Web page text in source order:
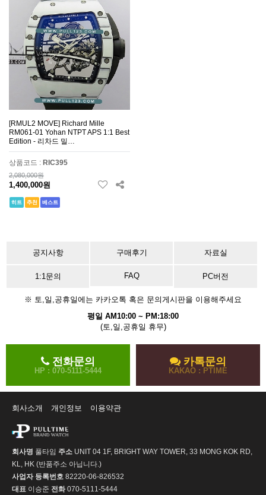
[RMUL2 MOVE] Richard Mille
RM061-01 Yohan NTPT APS 1:1 Best
Edition - 리차드 밀…
상품코드 : RIC395
2,080,000원
1,400,000원
히트 추천 베스트
공지사항 구매후기 자료실
1:1문의 FAQ PC버전
※ 토,일,공휴일에는 카카오톡 혹은 문의게시판을 이용해주세요
평일 AM10:00 ~ PM:18:00
(토,일,공휴일 휴무)
전화문의
HP : 070-5111-5444
카톡문의
KAKAO : PTIME
회사소개 개인정보 이용약관
회사명 풀타임 주소 UNIT 04 1F, BRIGHT WAY TOWER, 33 MONG KOK RD,
KL, HK (반품주소 아닙니다.)
사업자 등록번호 82220-06-826532
대표 이승준 전화070-5111-5444